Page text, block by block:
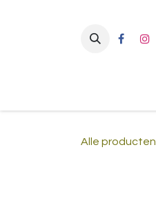
Alle producten